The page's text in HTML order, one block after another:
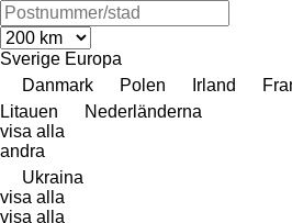
Sverige Europa
Danmark
Polen Irland
Litauen
Nederländerna
visa alla
andra
Ukraina
visa alla
visa alla